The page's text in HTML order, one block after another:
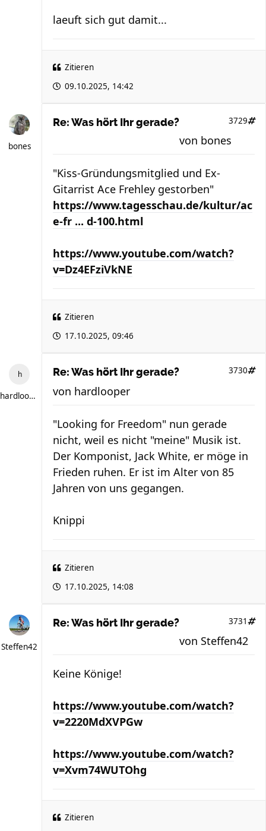
laeuft sich gut damit...
Zitieren
09.10.2025, 14:42
bones
Re: Was hört Ihr gerade? 3729
von bones
"Kiss-Gründungsmitglied und Ex-
Gitarrist Ace Frehley gestorben"
https://www.tagesschau.de/kultur/ac
e-fr ... d-100.html
https://www.youtube.com/watch?
v=Dz4EFziVkNE
Zitieren
17.10.2025, 09:46
hardlooper
Re: Was hört Ihr gerade? 3730
von hardlooper
"Looking for Freedom" nun gerade
nicht, weil es nicht "meine" Musik ist.
Der Komponist, Jack White, er möge in
Frieden ruhen. Er ist im Alter von 85
Jahren von uns gegangen.
Knippi
Zitieren
17.10.2025, 14:08
Steffen42
Re: Was hört Ihr gerade? 3731
von Steffen42
Keine Könige!
https://www.youtube.com/watch?
v=2220MdXVPGw
https://www.youtube.com/watch?
v=Xvm74WUTOhg
Zitieren